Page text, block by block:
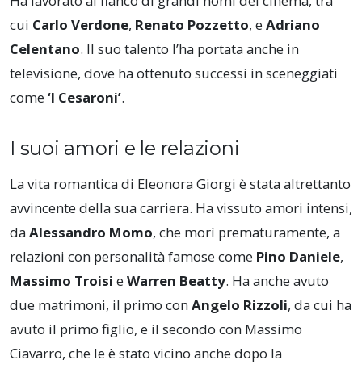
cui Carlo Verdone, Renato Pozzetto, eAdriano
Celentano. Il suo talento l’ha portata anche in
televisione, dove ha ottenuto successi in sceneggiati
come‘I Cesaroni’.
I suoi amori e le relazioni
La vita romantica di Eleonora Giorgi è stata altrettanto
avvincente della sua carriera. Ha vissuto amori intensi,
daAlessandro Momo, che morì prematuramente, a
relazioni con personalità famose come Pino Daniele,
Massimo Troisi eWarren Beatty. Ha anche avuto
due matrimoni, il primo conAngelo Rizzoli, da cui ha
avuto il primo figlio, e il secondo con Massimo
Ciavarro, che le è stato vicino anche dopo la